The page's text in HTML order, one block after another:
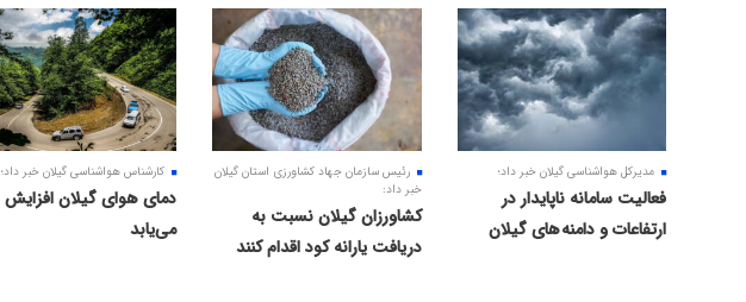
مدیرکل هواشناسی گیلان خبر داد؛
فعالیت سامانه ناپایدار در
ارتفاعات و دامنه های گیلان
رئیس سازمان جهاد کشاورزی استان گیلان
خبر داد:
کشاورزان گیلان نسبت به
دریافت یارانه کود اقدام کنند
کارشناس هواشناسی گیلان خبر داد؛
دمای هوای گیلان افزایش
می‌یابد